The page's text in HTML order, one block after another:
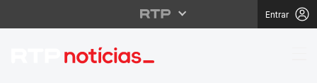
Entrar